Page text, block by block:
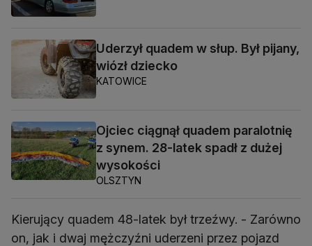
Uderzył quadem w słup. Był pijany,
wiózł dziecko
KATOWICE
Ojciec ciągnął quadem paralotnię
z synem. 28-latek spadł z dużej
wysokości
OLSZTYN
Kierujący quadem 48-latek był trzeźwy. - Zarówno
on, jak i dwaj mężczyźni uderzeni przez pojazd